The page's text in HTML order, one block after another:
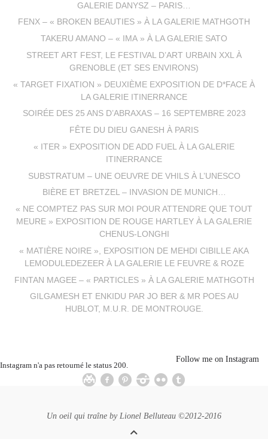
GALERIE DANYSZ – PARIS…
FENX – « BROKEN BEAUTIES » À LA GALERIE MATHGOTH
TAKERU AMANO – « IMA » À LA GALERIE SATO
STREET ART FEST, LE FESTIVAL D’ART URBAIN XXL À
GRENOBLE (ET SES ENVIRONS)
« TARGET FIXATION » DEUXIÈME EXPOSITION DE D*FACE À
LA GALERIE ITINERRANCE
SOIRÉE DES 25 ANS D’ABRAXAS – 16 SEPTEMBRE 2023
FÊTE DU DIEU GANESH À PARIS
« ITER » EXPOSITION DE ADD FUEL À LA GALERIE
ITINERRANCE
SUBSTRATUM – UNE OEUVRE DE VHILS À L’UNESCO
BIÈRE ET BRETZEL – INVASION DE MUNICH…
« NE COMPTEZ PAS SUR MOI POUR ATTENDRE QUE TOUT
MEURE » EXPOSITION DE ROUGE HARTLEY À LA GALERIE
CHENUS-LONGHI
« MATIÈRE NOIRE », EXPOSITION DE MEHDI CIBILLE AKA
LEMODULEDEZEER À LA GALERIE LE FEUVRE & ROZE
FINTAN MAGEE – « PARTICLES » À LA GALERIE MATHGOTH
GILGAMESH ET ENKIDU PAR JO BER & MR POES AU
HUBLOT, M.U.R. DE MONTROUGE.
Instagram n'a pas retourné le status 200.
Follow me on Instagram
Un oeil qui traîne by Lionel Belluteau ©2012-2016